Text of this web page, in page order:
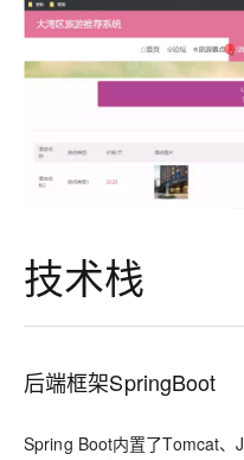
技术栈
后端框架SpringBoot
Spring Boot内置了Tomcat